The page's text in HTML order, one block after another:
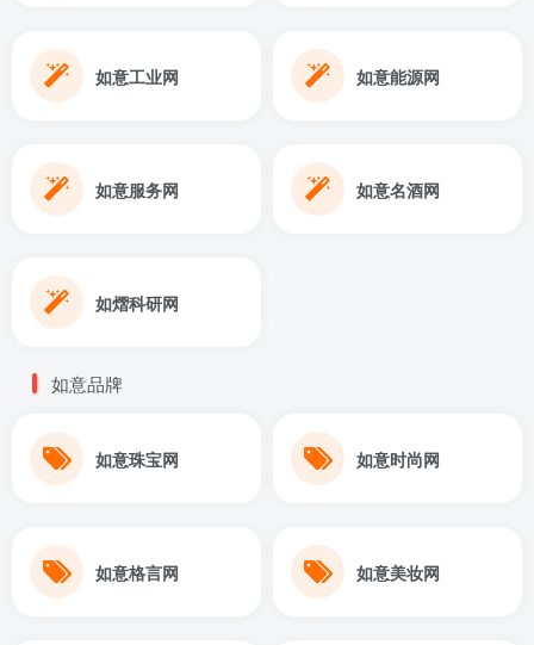
如意工业网 如意能源网
如意服务网 如意名酒网
如熠科研网
如意品牌
如意珠宝网 如意时尚网
如意格言网 如意美妆网